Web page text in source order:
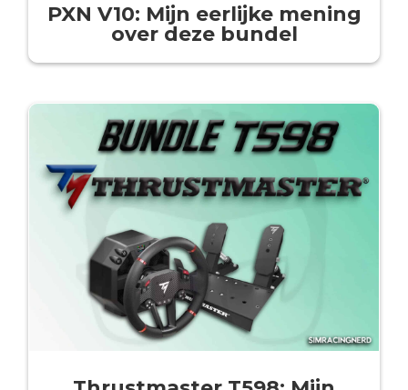
PXN V10: Mijn eerlijke mening
over deze bundel